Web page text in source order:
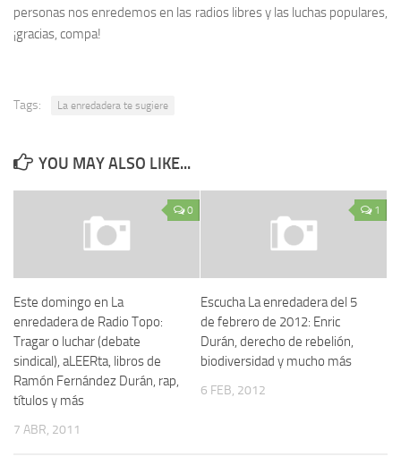
personas nos enredemos en las radios libres y las luchas populares,
¡gracias, compa!
Tags: La enredadera te sugiere
YOU MAY ALSO LIKE...
0
Este domingo en La
enredadera de Radio Topo:
Tragar o luchar (debate
sindical), aLEERta, libros de
Ramón Fernández Durán, rap,
títulos y más
7 ABR, 2011
1
Escucha La enredadera del 5
de febrero de 2012: Enric
Durán, derecho de rebelión,
biodiversidad y mucho más
6 FEB, 2012